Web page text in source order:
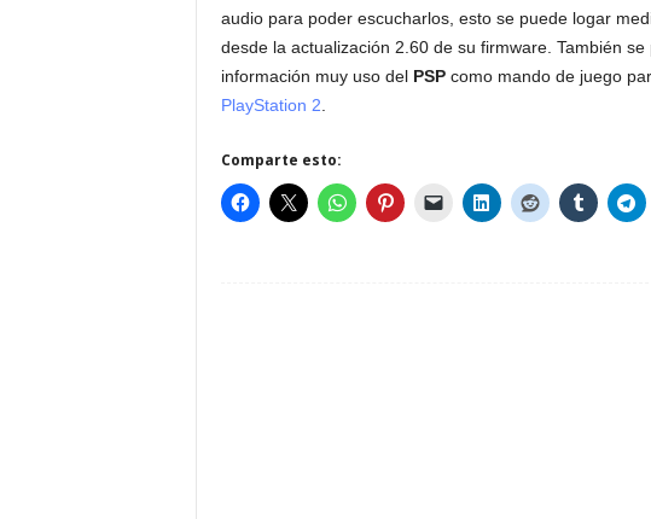
audio para poder escucharlos, esto se puede logar
desde la actualización 2.60 de su firmware. También
información muy uso del PSPcomo mando de juego
PlayStation 2
Comparte esto: